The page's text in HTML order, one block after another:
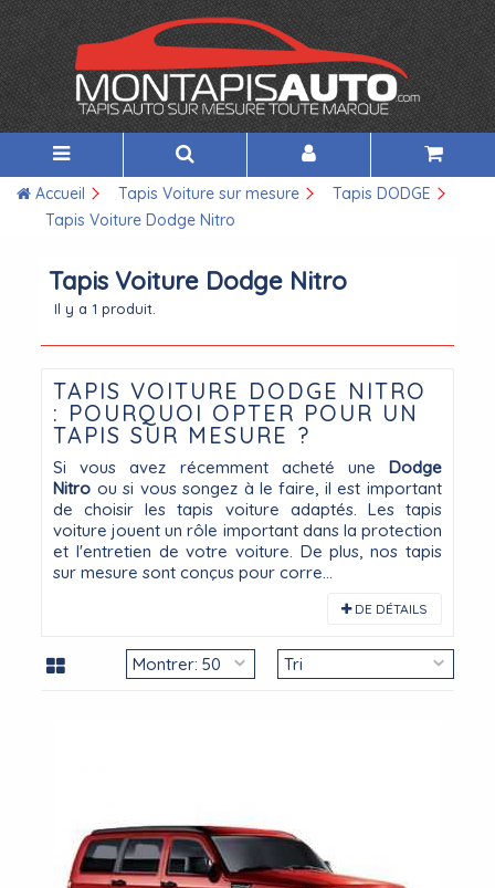
Accueil Tapis Voiture sur mesure
Tapis DODGE
Tapis Voiture Dodge Nitro
Tapis Voiture Dodge Nitro
Il y a 1 produit.
TAPIS VOITURE DODGE NITRO
: POURQUOI OPTER POUR UN
TAPIS SUR MESURE ?
Si vous avez récemment acheté une Dodge
Nitro ou si vous songez à le faire, il est important
de choisir les tapis voiture adaptés. Les tapis
voiture jouent un rôle important dans la protection
et l'entretien de votre voiture. De plus, nos tapis
sur mesure sont conçus pour corre...
DE DÉTAILS